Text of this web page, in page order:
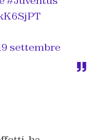
settembre